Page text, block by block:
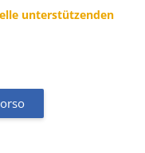
unterstützenden